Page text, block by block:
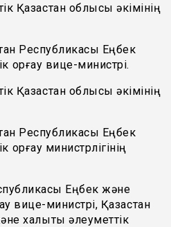
Қазақстан облысы әкімінің
Республикасы Еңбек
қорғау вице-министрі.
Қазақстан облысы әкімінің
Республикасы Еңбек
министрлігінің
Еңбек және
вице-министрі, Қазақстан
халықты әлеуметтік